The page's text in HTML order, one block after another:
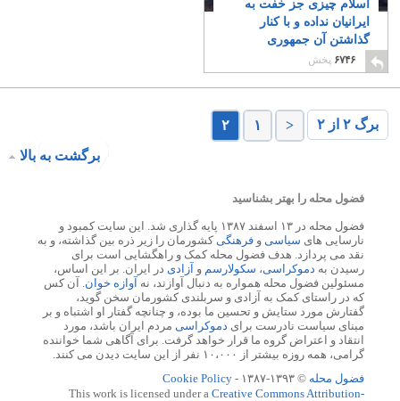
اسلام چیزی جز خفت به
ایرانیان نداده و با کنار
گذاشتن آن جمهوری
اسلامی نخواهد ماند
۶۷۴۶ پخش
برگ ۲ از ۲ < ۱
۲
برگشت به بالا
فضول محله را بهتر بشناسید
فضول محله در ۱۳ اسفند ۱۳۸۷ پایه گذاری شد. این سایت کمبود و
نارسایی های سیاسی و فرهنگیکشورمان را زیر ذره بین گذاشته، و به
نقد می پردازد. هدف فضول محله کمک و راهگشایی است برای
رسیدن به دموکراسی، سکولارسم و آزادی در ایران. بر این اساس،
مسئولین فضول محله همواره به دنبال آوازند، نه آوازه خوان. آن کس
که در راستای کمک به آزادی و سربلندی کشورمان سخن گوید،
گفتارش مورد ستایش و تحسین ما بوده، و چنانچه گفتار او اشتباه و بر
مبنای سیاست نادرست برای دموکراسی مردم ایران باشد، مورد
انتقاد و اعتراض گروه ما قرار خواهد گرفت. برای آگاهی شما خواننده
گرامی، همه روزه بیشتر از ۱۰،۰۰۰ نفر از این سایت دیدن می کنند.
فضول محله © ۱۳۹۳-۱۳۸۷ -
Cookie Policy
This work is licensed under a Creative Commons Attribution-